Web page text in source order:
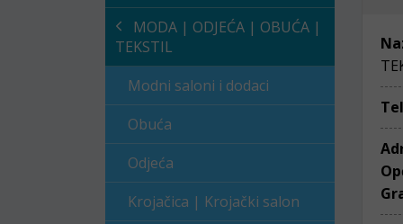
MODA | ODJEĆA | OBUĆA |
TEKSTIL
Modni saloni i dodaci
Obuća
Odjeća
Krojačica | Krojački salon